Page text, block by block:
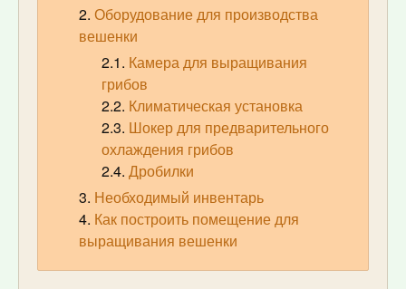
Оборудование для производства
вешенки
Камера для выращивания
грибов
Климатическая установка
Шокер для предварительного
охлаждения грибов
Дробилки
Необходимый инвентарь
Как построить помещение для
выращивания вешенки